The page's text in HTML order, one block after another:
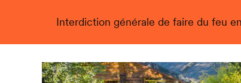
Interdiction générale de faire du feu
Live